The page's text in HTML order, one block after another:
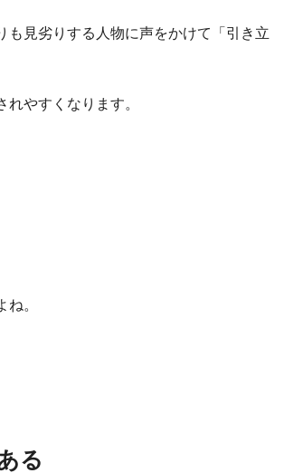
も見劣りする人物に声をかけて「引き立
やすくなります。
。
る